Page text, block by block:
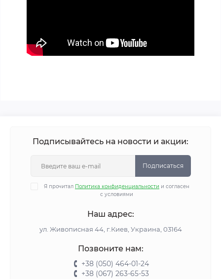
Подписывайтесь на новости и акции:
Подписаться
Я прочитал Политика конфиденциальности и согласен
с условиями
Наш адрес:
ул. Живописная 44, г.Киев, Украина, 03164
Позвоните нам:
+38 (050) 464-01-24
+38 (067) 263-65-53